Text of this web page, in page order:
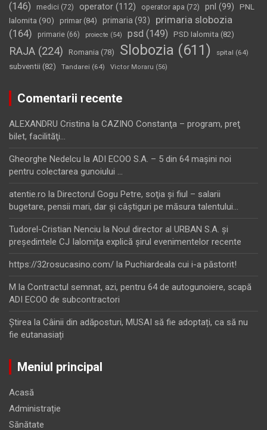
(146)
medici (72) operator (112) operator apa (72) pnl (99)
PNL
Ialomita (90) primar(84) primaria (93)
primaria slobozia
(164)
primarie (66) proiecte (54) psd (149) PSD Ialomita (82)
RAJA (224) Romania (78) Slobozia (611) spital (64)
subventii (82) Tandarei (64) Victor Moraru (56)
Comentarii recente
ALEXANDRU Cristina la CAZINO Constanţa – program, preţ
bilet, facilităţi…
Gheorghe Nedelcu la ADI ECOO S.A. – 5 din 64 maşini noi
pentru colectarea gunoiului …
atentie.ro la Directorul Gogu Petre, soţia şi fiul – salarii
bugetare, pensii mari, dar şi câştiguri pe măsura talentului…
Tudorel-Cristian Nenciu la Noul director al URBAN S.A. şi
preşedintele CJ Ialomiţa explică şirul evenimentelor recente
https://32rosucasino.com/ la Puchiardeala cui i-a păstorit!
M la Contractul semnat, azi, pentru 64 de autogunoiere, scapă
ADI ECOO de subcontractori
Ştirea la Câinii din adăposturi, MUSAI să fie adoptați, ca să nu
fie eutanasiați
Meniul principal
Acasă
Administrație
Sănătate